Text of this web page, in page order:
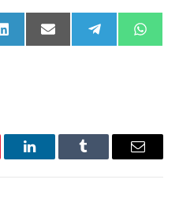
Compartir
en
LinkedInCompartir
en
Email Compartir
en
Telegram
en
LinkedInTumblr Email